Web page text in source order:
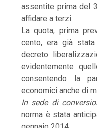
assentite prima del
affidare a terzi.
La quota, prima
cento, era già
decreto
evidentemente
consentendo la
economici anche di
In sede di
norma è stata